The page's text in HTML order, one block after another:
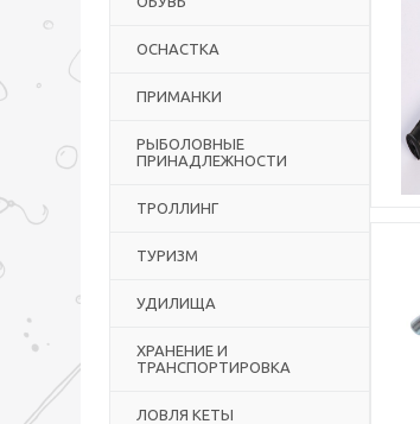
ОСНАСТКА
ПРИМАНКИ
РЫБОЛОВНЫЕ
ПРИНАДЛЕЖНОСТИ
ТРОЛЛИНГ
ТУРИЗМ
УДИЛИЩА
ХРАНЕНИЕ И
ТРАНСПОРТИРОВКА
ЛОВЛЯ КЕТЫ